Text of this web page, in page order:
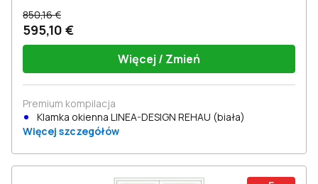
850,16 €
595,10 €
Więcej / Zmień
Premium kompilacja
Klamka okienna LINEA-DESIGN REHAU (biała)
Więcej szczegółów